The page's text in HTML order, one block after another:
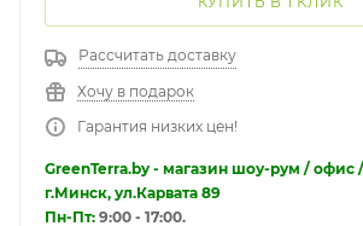
Рассчитать доставку
Хочу в подарок
Гарантия низких цен!
GreenTerra.by - магазин шоу-рум / офис
г.Минск, ул.Карвата 89
Пн-Пт: 9:00 - 17:00.